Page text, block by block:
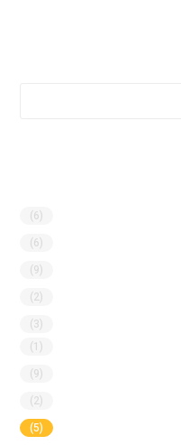
(6)
(6)
(9)
(2)
(3)
(1)
(9)
(2)
(5)